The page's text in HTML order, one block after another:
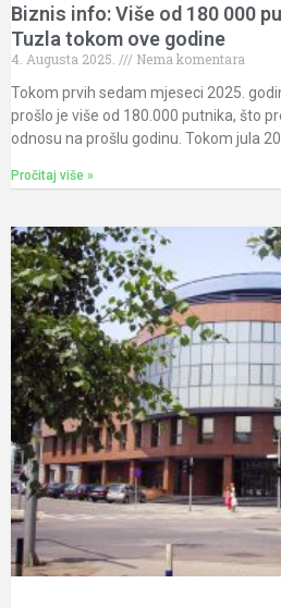
Biznis info: Više od 180 000
Tuzla tokom ove godine
4. Augusta 2025.
Nema komentara
Tokom prvih sedam mjeseci 2025.
prošlo je više od 180.000 putnika, što
odnosu na prošlu godinu. Tokom jula
Pročitaj više »